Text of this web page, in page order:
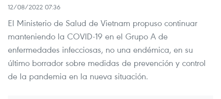
12/08/2022 07:36
El Ministerio de Salud de Vietnam propuso continuar
manteniendo la COVID-19 en el Grupo A de
enfermedades infecciosas, no una endémica, en su
último borrador sobre medidas de prevención y control
de la pandemia en la nueva situación.